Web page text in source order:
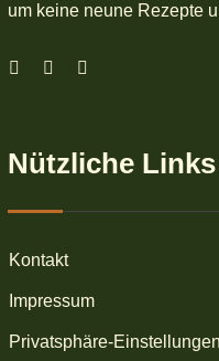
um keine neune Rezepte
Nützliche Links
Kontakt
Impressum
Privatsphäre-